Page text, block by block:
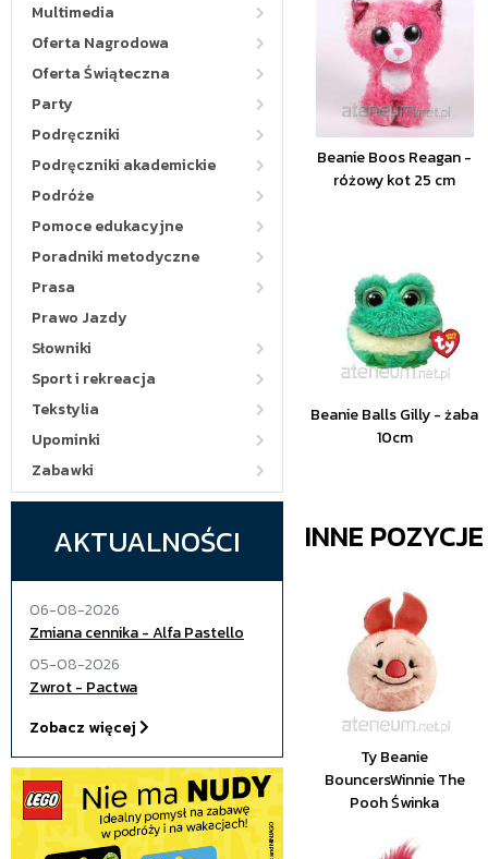
Multimedia
Oferta Nagrodowa
Oferta Świąteczna
Party
Podręczniki
Podręczniki akademickie
Podróże
Pomoce edukacyjne
Poradniki metodyczne
Prasa
Prawo Jazdy
Słowniki
Sport i rekreacja
Tekstylia
Upominki
Zabawki
AKTUALNOŚCI
06-08-2026
Zmiana cennika - Alfa Pastello
05-08-2026
Zwrot - Pactwa
Zobacz więcej
Beanie Boos Reagan -
różowy kot 25 cm
Beanie Balls Gilly - żaba
10cm
INNE
Ty Beanie
BouncersWinnie The
Pooh Świnka